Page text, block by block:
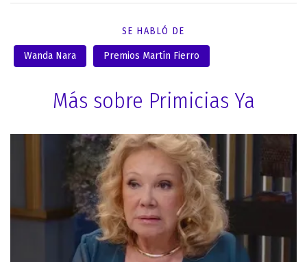
SE HABLÓ DE
Wanda Nara Premios Martín Fierro
Más sobre Primicias Ya